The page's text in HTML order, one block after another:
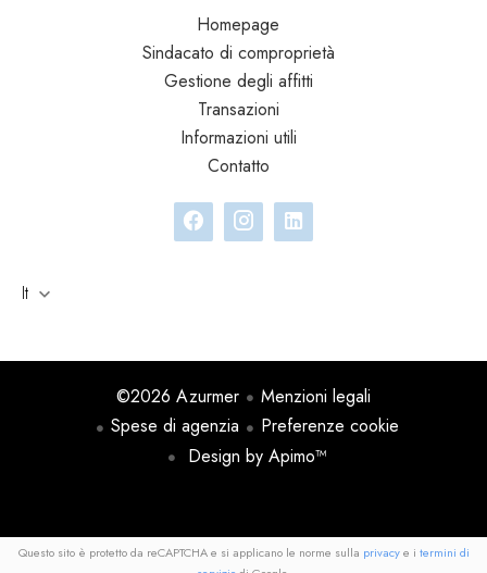
Homepage
Sindacato di comproprietà
Gestione degli affitti
Transazioni
Informazioni utili
Contatto
It
©2026 Azurmer
Menzioni legali
Spese di agenzia
Preferenze cookie
Design by Apimo™
Questo sito è protetto da reCAPTCHA e si applicano le norme sulla privacye i termini di